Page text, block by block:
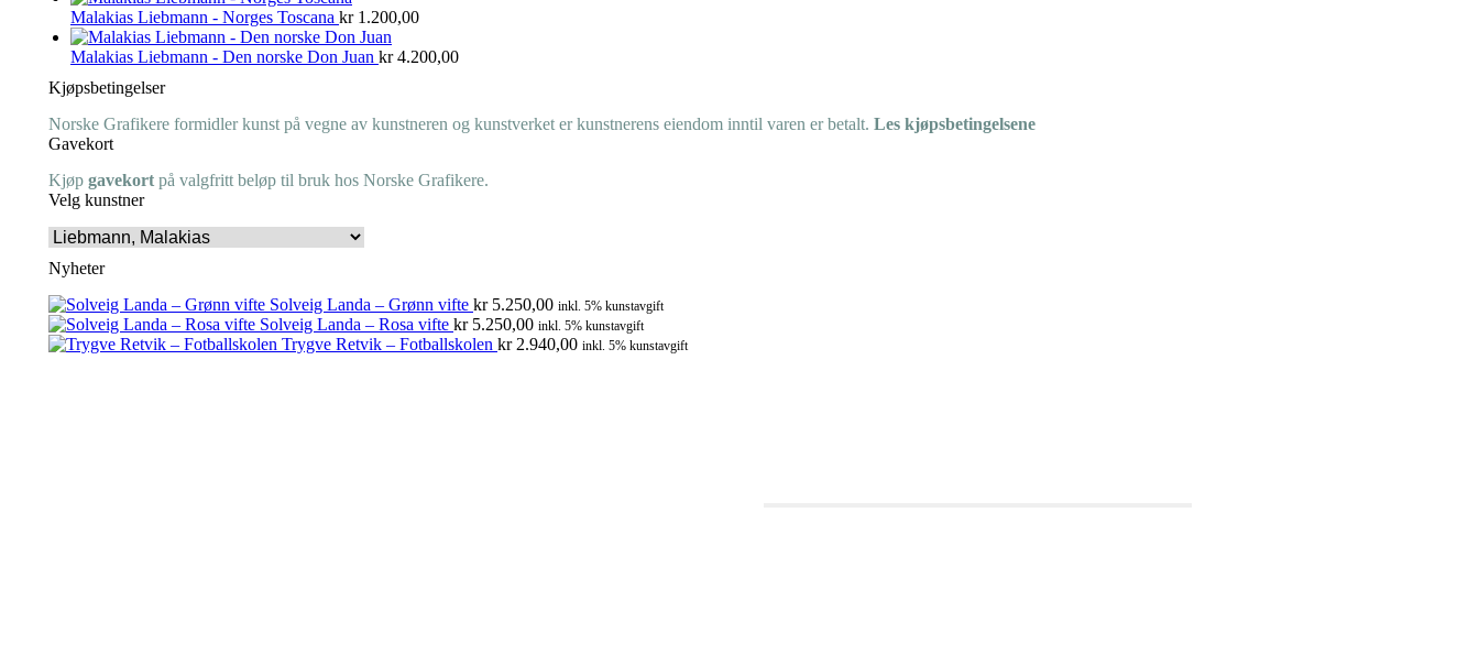
Malakias Liebmann - Norges Toscana kr1.200,00
Malakias Liebmann - Den norske Don Juan kr4.200,00
Kjøpsbetingelser
Norske Grafikere formidler kunst på vegne av kunstneren og kunstverket er kunstnerens eiendom inntil varen er betalt. Les kjøpsbetingelsene
Gavekort
Kjøp gavekort på valgfritt beløp til bruk hos Norske Grafikere.
Velg kunstner
Nyheter
Solveig Landa – Grønn vifte kr5.250,00 inkl. 5% kunstavgift
Solveig Landa – Rosa vifte kr5.250,00 inkl. 5% kunstavgift
Trygve Retvik – Fotballskolen kr2.940,00 inkl. 5% kunstavgift